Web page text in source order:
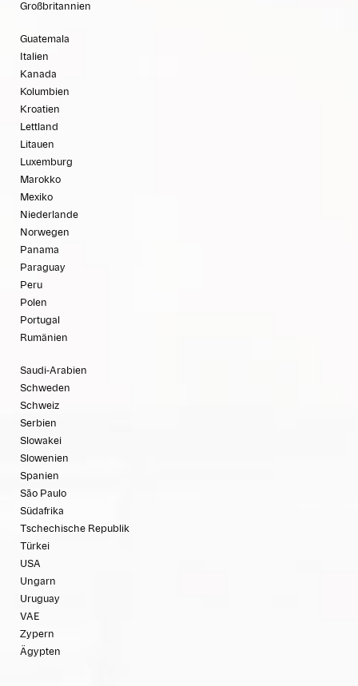
Großbritannien
Guatemala
Italien
Kanada
Kolumbien
Kroatien
Lettland
Litauen
Luxemburg
Marokko
Mexiko
Niederlande
Norwegen
Panama
Paraguay
Peru
Polen
Portugal
Rumänien
Saudi-Arabien
Schweden
Schweiz
Serbien
Slowakei
Slowenien
Spanien
São Paulo
Südafrika
Tschechische Republik
Türkei
USA
Ungarn
Uruguay
VAE
Zypern
Ägypten